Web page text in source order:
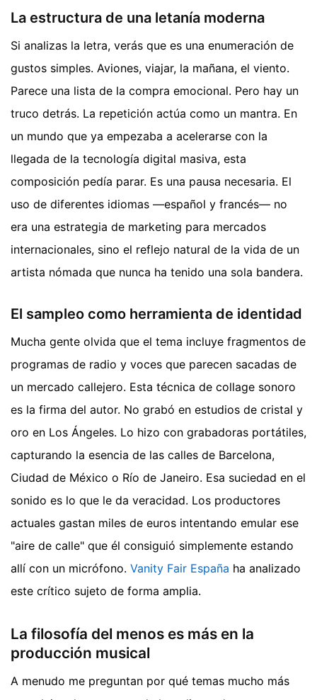
La estructura de una letanía moderna
Si analizas la letra, verás que es una enumeración de
gustos simples. Aviones, viajar, la mañana, el viento.
Parece una lista de la compra emocional. Pero hay un
truco detrás. La repetición actúa como un mantra. En
un mundo que ya empezaba a acelerarse con la
llegada de la tecnología digital masiva, esta
composición pedía parar. Es una pausa necesaria. El
uso de diferentes idiomas —español y francés— no
era una estrategia de marketing para mercados
internacionales, sino el reflejo natural de la vida de un
artista nómada que nunca ha tenido una sola bandera.
El sampleo como herramienta de identidad
Mucha gente olvida que el tema incluye fragmentos de
programas de radio y voces que parecen sacadas de
un mercado callejero. Esta técnica de collage sonoro
es la firma del autor. No grabó en estudios de cristal y
oro en Los Ángeles. Lo hizo con grabadoras portátiles,
capturando la esencia de las calles de Barcelona,
Ciudad de México o Río de Janeiro. Esa suciedad en el
sonido es lo que le da veracidad. Los productores
actuales gastan miles de euros intentando emular ese
"aire de calle" que él consiguió simplemente estando
allí con un micrófono. Vanity Fair España ha analizado
este crítico sujeto de forma amplia.
La filosofía del menos es más en la
producción musical
A menudo me preguntan por qué temas mucho más